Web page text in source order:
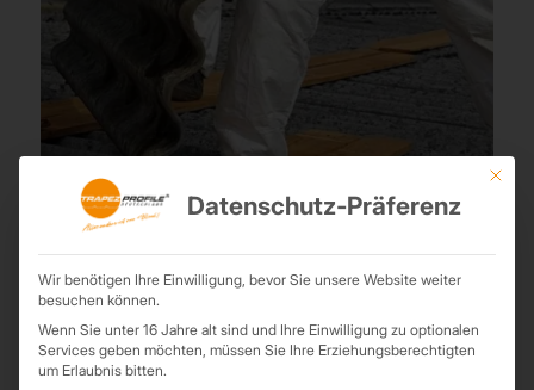
Asbestsanierung
12. September 2023
Unser Team bietet eine detaillierte Beratung, um Ihnen bei der
Planung und Umsetzung von Asbestsanierungs- und
Rückbauprojekten zu helfen.
Mit
Datenschutz-Präferenz
Wir benötigen Ihre Einwilligung, bevor Sie unsere Website weiter
besuchen können.
Wenn Sie unter 16 Jahre alt sind und Ihre Einwilligung zu optionalen
Services geben möchten, müssen Sie Ihre Erziehungsberechtigten
um Erlaubnis bitten.